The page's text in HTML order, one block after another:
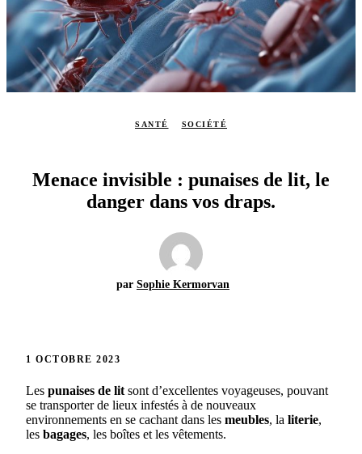
SANTÉ SOCIÉTÉ
Menace invisible : punaises de lit, le
danger dans vos draps.
par Sophie Kermorvan
1 OCTOBRE 2023
Les punaises de lit sont d’excellentes voyageuses, pouvant
se transporter de lieux infestés à de nouveaux
environnements en se cachant dans les meubles, la literie,
les bagages, les boîtes et les vêtements.